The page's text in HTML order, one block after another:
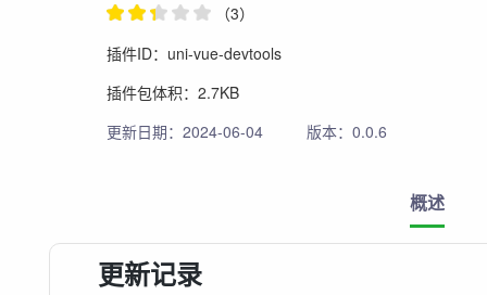
（3）
插件ID：uni-vue-devtools
插件包体积：2.7KB
更新日期：2024-06-04
版本：0.0.6
概述
更新记录